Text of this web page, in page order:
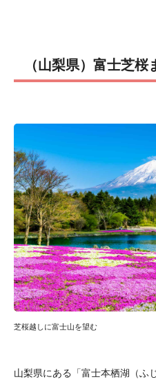
（山梨県）富士芝桜
芝桜越しに富士山を望む
山梨県にある「富士本栖湖（ふ